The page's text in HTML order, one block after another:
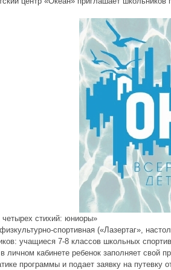
четырех стихий: юниоры»
спортивная («Лазертаг»,
учащиеся 7-8 классов школьных
личном кабинете ребенок заполняет
программы и подает заявку на путевку